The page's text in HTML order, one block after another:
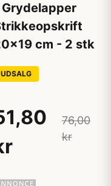
cm - 2 stk
UDSALG
76,00
kr